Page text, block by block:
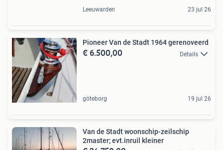
Leeuwarden 23 jul 26
Pioneer Van de Stadt 1964 gerenoveerd
€ 6.500,00 Details
göteborg 19 jul 26
Van de Stadt woonschip-zeilschip
2master; evt.inruil kleiner